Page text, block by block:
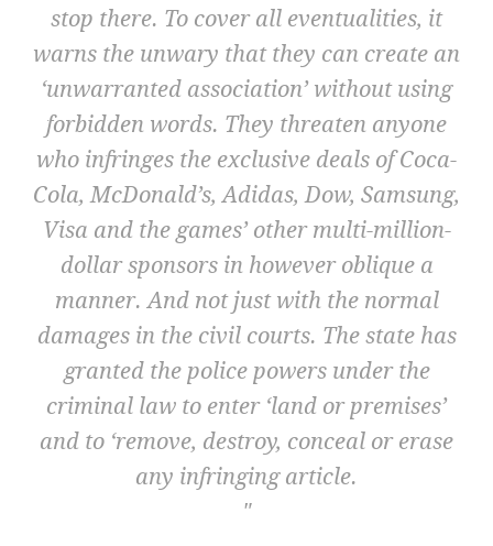
stop there. To cover all eventualities, it
warns the unwary that they can create an
‘unwarranted association’ without using
forbidden words. They threaten anyone
who infringes the exclusive deals of Coca-
Cola, McDonald’s, Adidas, Dow, Samsung,
Visa and the games’ other multi-million-
dollar sponsors in however oblique a
manner. And not just with the normal
damages in the civil courts. The state has
granted the police powers under the
criminal law to enter ‘land or premises’
and to ‘remove, destroy, conceal or erase
any infringing article.